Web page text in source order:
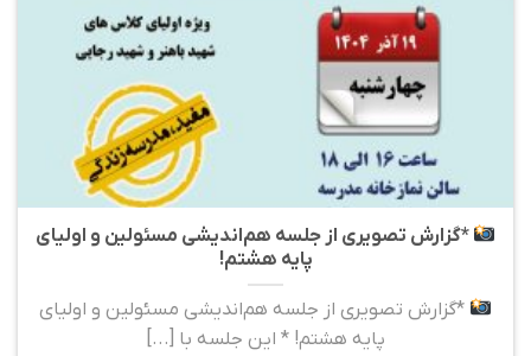
*گزارش تصویری از جلسه هم‌اندیشی مسئولین و اولیای
پایه هشتم!
*گزارش تصویری از جلسه هم‌اندیشی مسئولین و اولیای
پایه هشتم! * این جلسه با [...]